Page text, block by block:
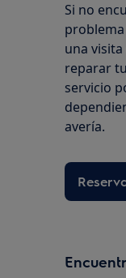
Si no
una
reparar
servicio
avería.